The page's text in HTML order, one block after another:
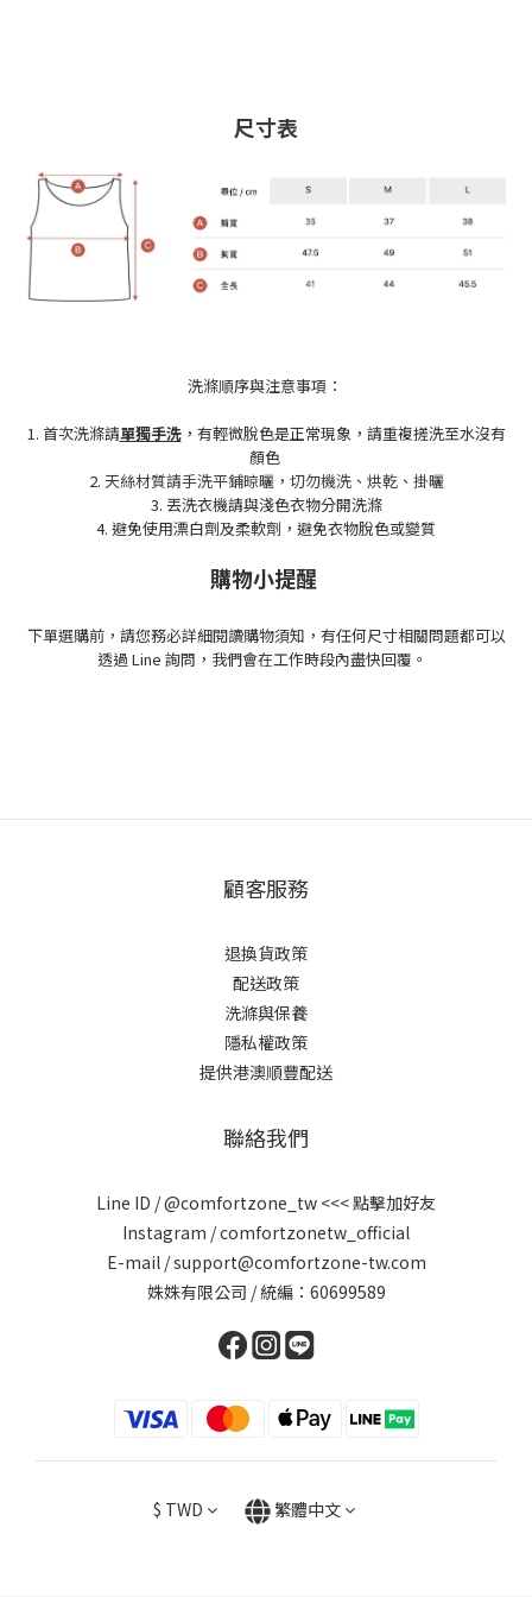
尺寸表
洗滌順序與注意事項：
1. 首次洗滌請單獨手洗，有輕微脫色是正常現象，請重複搓洗至水沒有
顏色
2. 天絲材質請手洗平鋪晾曬，切勿機洗、烘乾、掛曬
3. 丟洗衣機請與淺色衣物分開洗滌
4. 避免使用漂白劑及柔軟劑，避免衣物脫色或變質
購物小提醒
下單選購前，請您務必詳細閱讀購物須知，有任何尺寸相關問題都可以
透過 Line 詢問，我們會在工作時段內盡快回覆。
顧客服務
退換貨政策
配送政策
洗滌與保養
隱私權政策
提供港澳順豐配送
聯絡我們
Line ID /@comfortzone_tw <<< 點擊加好友
Instagram / comfortzonetw_official
E-mail / support@comfortzone-tw.com
姝姝有限公司 / 統編：60699589
$ TWD 繁體中文